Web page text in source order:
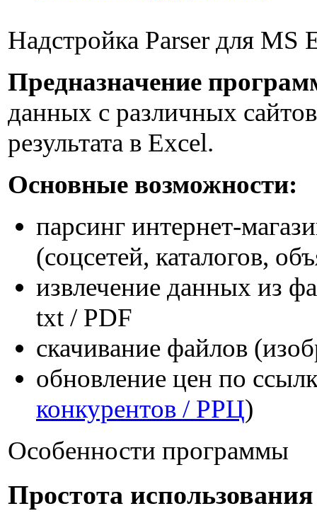
Надстройка Parser для MS
Предназначение
данных с различных
результата в Excel.
Основные возможности:
парсинг интернет-
(соцсетей, каталогов,
извлечение данных из
txt / PDF
скачивание файлов
обновление цен по
конкурентов / РРЦ)
Особенности программы
Простота